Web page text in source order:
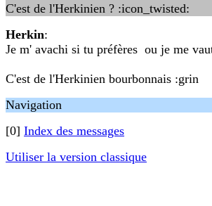
C'est de l'Herkinien ? :icon_twisted:
Herkin:
Je m' avachi si tu préfères ou je me
C'est de l'Herkinien bourbonnais :grin
Navigation
[0] Index des messages
Utiliser la version classique